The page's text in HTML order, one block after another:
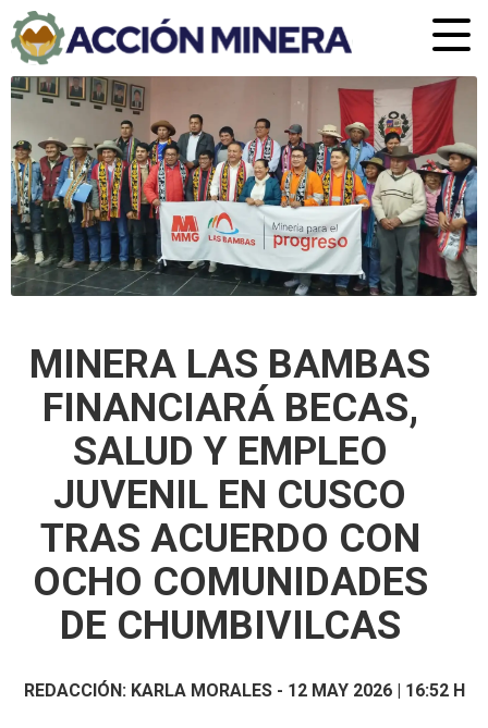
MINERA LAS BAMBAS
FINANCIARÁ BECAS,
SALUD Y EMPLEO
JUVENIL EN CUSCO
TRAS ACUERDO CON
OCHO COMUNIDADES
DE CHUMBIVILCAS
REDACCIÓN: KARLA MORALES- 12 MAY 2026 | 16:52 H